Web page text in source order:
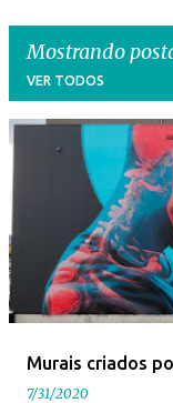
Mostrando
VER TODOS
o
s
t
a
g
Murais criados
7/31/2020